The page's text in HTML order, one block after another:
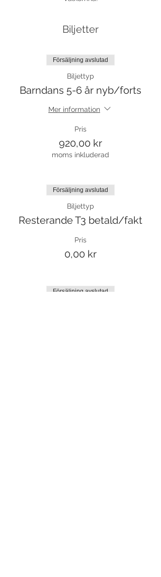
Biljetter
Försäljning avslutad
Biljettyp
Barndans 5-6 år nyb/forts
Mer information
Pris
920,00 kr
moms inkluderad
Försäljning avslutad
Biljettyp
Resterande T3 betald/fakt
Pris
0,00 kr
Försäljning avslutad